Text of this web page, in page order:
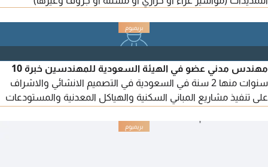
مهندس مدني عضو في الهيئة السعودية للمهندسين خبرة 10
سنوات منها 2 سنة في السعودية في التصميم الانشائي والاشراف
على تنفيذ مشاريع المباني السكنية والهياكل المعدنية والمستودعات